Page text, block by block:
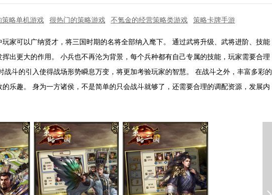
策略单机游戏 很热门的策略游戏 不氪金的经营策略类游戏 策略卡牌手游
家可以广纳贤才，将三国时期的名将全部纳入麾下。 通过武将升级、武将进阶、技能
出更大的作用。 小兵也不再沦为背景，每个兵种都有自己专属的技能，玩家需要合理
斗的引入使得战场形势瞬息万变，将更加考验玩家的智慧。 在战斗之外，丰富多彩的
乐趣。 身为一方诸侯，不是简单的只会战斗就够了，还需要合理的调配资源，发展内